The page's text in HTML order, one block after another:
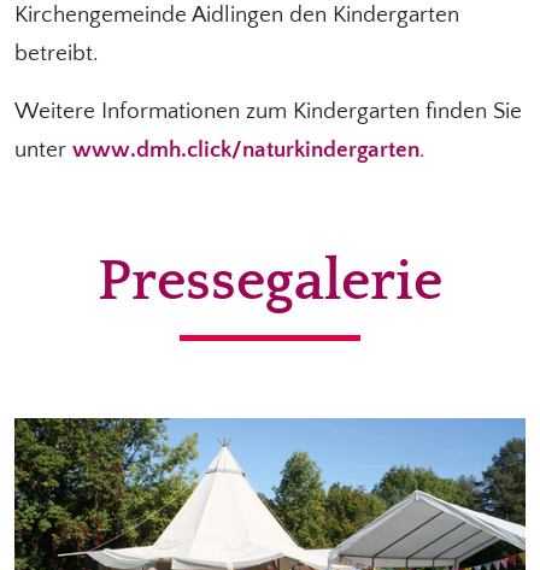
Kirchengemeinde Aidlingen den Kindergarten
betreibt.
Weitere Informationen zum Kindergarten finden Sie
unter www.dmh.click/naturkindergarten.
Pressegalerie